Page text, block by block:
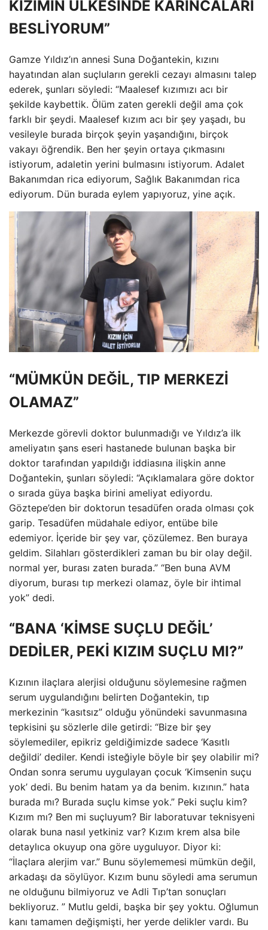
KIZIMIN ÜLKESİNDE KARINCALARI
BESLİYORUM”
Gamze Yıldız’ın annesi Suna Doğantekin, kızını
hayatından alan suçluların gerekli cezayı almasını talep
ederek, şunları söyledi: “Maalesef kızımızı acı bir
şekilde kaybettik. Ölüm zaten gerekli değil ama çok
farklı bir şeydi. Maalesef kızım acı bir şey yaşadı, bu
vesileyle burada birçok şeyin yaşandığını, birçok
vakayı öğrendik. Ben her şeyin ortaya çıkmasını
istiyorum, adaletin yerini bulmasını istiyorum. Adalet
Bakanımdan rica ediyorum, Sağlık Bakanımdan rica
ediyorum. Dün burada eylem yapıyoruz, yine açık.
“MÜMKÜN DEĞİL, TIP MERKEZİ
OLAMAZ”
Merkezde görevli doktor bulunmadığı ve Yıldız’a ilk
ameliyatın şans eseri hastanede bulunan başka bir
doktor tarafından yapıldığı iddiasına ilişkin anne
Doğantekin, şunları söyledi: “Açıklamalara göre doktor
o sırada güya başka birini ameliyat ediyordu.
Göztepe’den bir doktorun tesadüfen orada olması çok
garip. Tesadüfen müdahale ediyor, entübe bile
edemiyor. İçeride bir şey var, çözülemez. Ben buraya
geldim. Silahları gösterdikleri zaman bu bir olay değil.
normal yer, burası zaten burada.” “Ben buna AVM
diyorum, burası tıp merkezi olamaz, öyle bir ihtimal
yok” dedi.
“BANA ‘KİMSE SUÇLU DEĞİL’
DEDİLER, PEKİ KIZIM SUÇLU MI?”
Kızının ilaçlara alerjisi olduğunu söylemesine rağmen
serum uygulandığını belirten Doğantekin, tıp
merkezinin “kasıtsız” olduğu yönündeki savunmasına
tepkisini şu sözlerle dile getirdi: “Bize bir şey
söylemediler, epikriz geldiğimizde sadece ‘Kasıtlı
değildi’ dediler. Kendi isteğiyle böyle bir şey olabilir mi?
Ondan sonra serumu uygulayan çocuk ‘Kimsenin suçu
yok’ dedi. Bu benim hatam ya da benim. kızının.” hata
burada mı? Burada suçlu kimse yok.” Peki suçlu kim?
Kızım mı? Ben mi suçluyum? Bir laboratuvar teknisyeni
olarak buna nasıl yetkiniz var? Kızım krem alsa bile
detaylıca okuyup ona göre uyguluyor. Diyor ki:
“İlaçlara alerjim var.” Bunu söylememesi mümkün değil,
arkadaşı da söylüyor. Kızım bunu söyledi ama serumun
ne olduğunu bilmiyoruz ve Adli Tıp’tan sonuçları
bekliyoruz. ” Mutlu geldi, başka bir şey yoktu. Oğlumun
kanı tamamen değişmişti, her yerde delikler vardı. Bu